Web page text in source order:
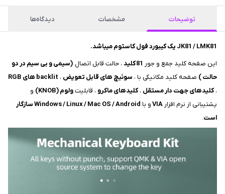
توضیحات مشخصات دیدگاه‌ها
JK81 / LMK81 یک کیبورد فول کاستوم میباشد.
این صفحه کلید جمع و جور 81کلید ، حالت قابل اتصال (سیمی و بی سیم در دو
حالت ) صفحه کلید مکانیکی با ، سوئیچ های قابل تعویض ، backlit های RGB
،کلیدهای جهت دار مستقل ،کلیدهای ماکرو ، قابلیتولوم (KNOB)
و
پشتیبانی از نرم افزار VIAو با
Windows / Linux / Mac OS / Android سازگار
است.